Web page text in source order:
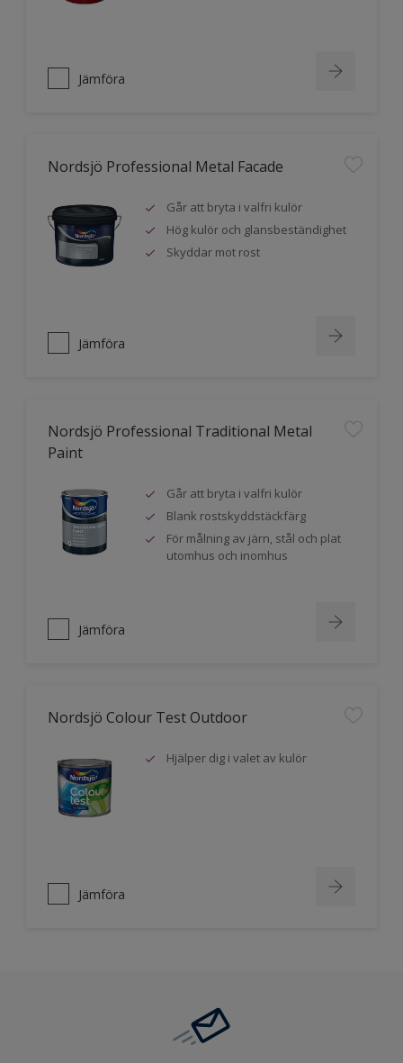
Jämföra
Nordsjö Professional Metal Facade
Går att bryta i valfri kulör
Hög kulör och glansbeständighet
Skyddar mot rost
Jämföra
Nordsjö Professional Traditional Metal
Paint
Går att bryta i valfri kulör
Blank rostskyddstäckfärg
För målning av järn, stål och plat
utomhus och inomhus
Jämföra
Nordsjö Colour Test Outdoor
Hjälper dig i valet av kulör
Jämföra